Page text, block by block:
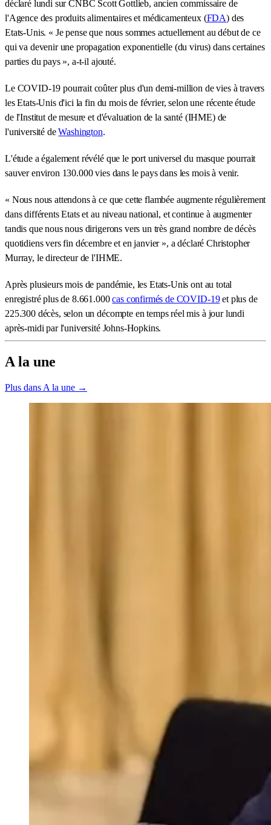
déclaré lundi sur CNBC Scott Gottlieb, ancien commissaire de
l'Agence des produits alimentaires et médicamenteux (FDA) des
Etats-Unis. « Je pense que nous sommes actuellement au début de ce
qui va devenir une propagation exponentielle (du virus) dans certaines
parties du pays », a-t-il ajouté.
Le COVID-19 pourrait coûter plus d'un demi-million de vies à travers
les Etats-Unis d'ici la fin du mois de février, selon une récente étude
de l'Institut de mesure et d'évaluation de la santé (IHME) de
l'université deWashington.
L'étude a également révélé que le port universel du masque pourrait
sauver environ 130.000 vies dans le pays dans les mois à venir.
« Nous nous attendons à ce que cette flambée augmente régulièrement
dans différents Etats et au niveau national, et continue à augmenter
tandis que nous nous dirigerons vers un très grand nombre de décès
quotidiens vers fin décembre et en janvier », a déclaré Christopher
Murray, le directeur de l'IHME.
Après plusieurs mois de pandémie, les Etats-Unis ont au total
enregistré plus de 8.661.000cas confirmés de COVID-19et plus de
225.300 décès, selon un décompte en temps réel mis à jour lundi
après-midi par l'université Johns-Hopkins.
A la une
Plus dans A la une →